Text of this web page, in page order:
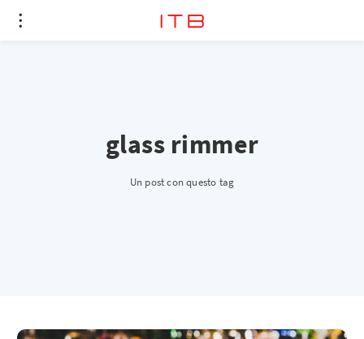
glass rimmer
Un post con questo tag